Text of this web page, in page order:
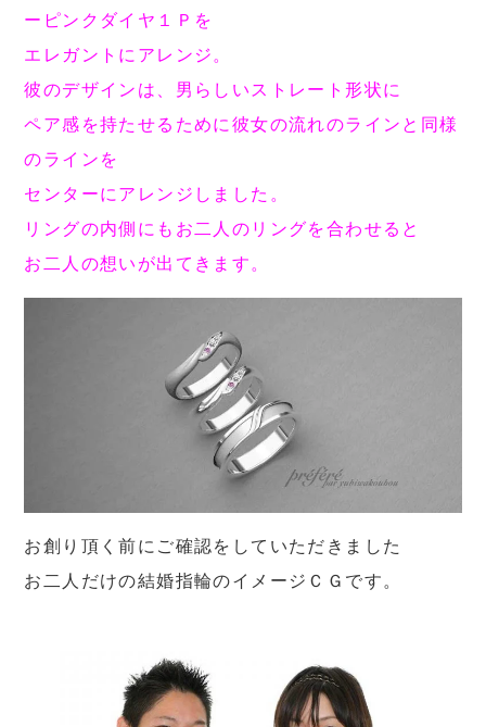
ーピンクダイヤ１Ｐを
エレガントにアレンジ。
彼のデザインは、男らしいストレート形状に
ペア感を持たせるために 彼女の流れのラインと同様
のラインを
センターにアレンジしました。
リングの内側にも お二人のリングを合わせると
お二人の想いが出てきます。
お創り頂く前にご確認をしていただきました
お二人だけの結婚指輪のイメージＣＧです。